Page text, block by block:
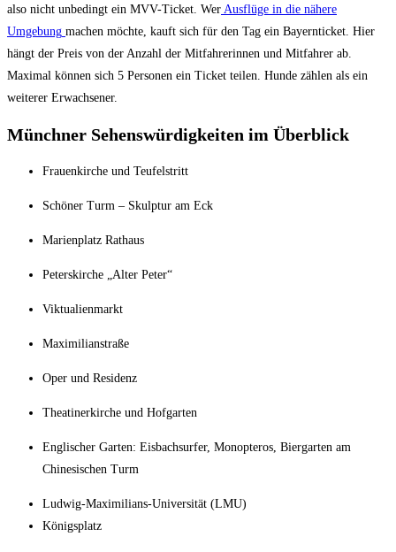
also nicht unbedingt ein MVV-Ticket. Wer Ausflüge in die nähere
Umgebung machen möchte, kauft sich für den Tag ein Bayernticket. Hier
hängt der Preis von der Anzahl der Mitfahrerinnen und Mitfahrer ab.
Maximal können sich 5 Personen ein Ticket teilen. Hunde zählen als ein
weiterer Erwachsener.
Münchner Sehenswürdigkeiten im Überblick
Frauenkirche und Teufelstritt
Schöner Turm – Skulptur am Eck
Marienplatz Rathaus
Peterskirche „Alter Peter“
Viktualienmarkt
Maximilianstraße
Oper und Residenz
Theatinerkirche und Hofgarten
Englischer Garten: Eisbachsurfer, Monopteros, Biergarten am
Chinesischen Turm
Ludwig-Maximilians-Universität (LMU)
Königsplatz